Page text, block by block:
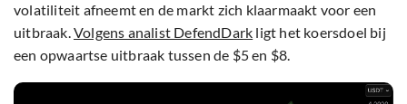
volatiliteit afneemt en de markt zich klaarmaakt voor een
uitbraak.Volgens analist DefendDark ligt het koersdoel bij
een opwaartse uitbraak tussen de $5 en $8.